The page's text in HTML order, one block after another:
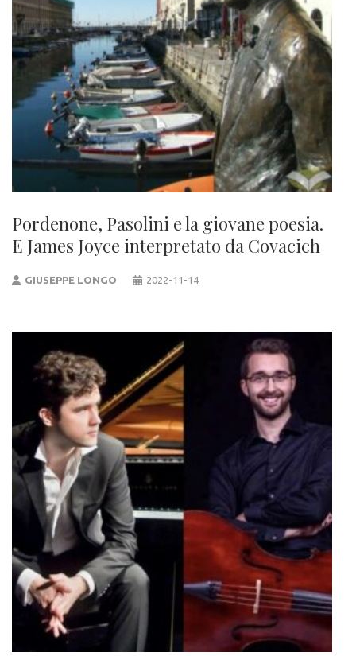
Pordenone, Pasolini e la giovane poesia.
E James Joyce interpretato da Covacich
GIUSEPPE LONGO 2022-11-14